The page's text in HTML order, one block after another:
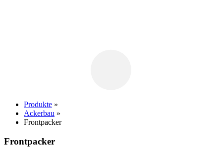
Produkte »
Ackerbau »
Frontpacker
Frontpacker